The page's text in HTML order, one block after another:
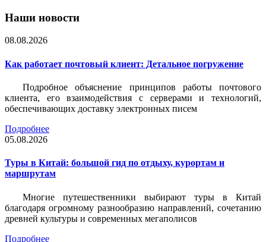
Наши новости
08.08.2026
Как работает почтовый клиент: Детальное погружение
Подробное объяснение принципов работы почтового
клиента, его взаимодействия с серверами и технологий,
обеспечивающих доставку электронных писем
Подробнее
05.08.2026
Туры в Китай: большой гид по отдыху, курортам и
маршрутам
Многие путешественники выбирают туры в Китай
благодаря огромному разнообразию направлений, сочетанию
древней культуры и современных мегаполисов
Подробнее